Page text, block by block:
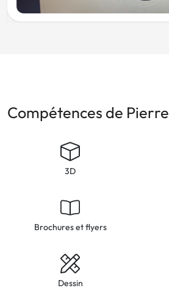
Compétences de Pierre
3D
Brochures et flyers
Dessin